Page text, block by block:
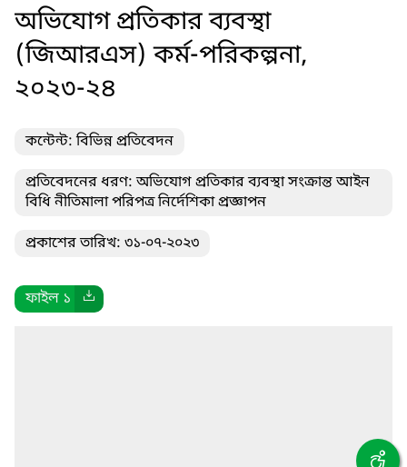
অভিযোগ প্রতিকার ব্যবস্থা
(জিআরএস) কর্ম-পরিকল্পনা,
২০২৩-২৪
কন্টেন্ট: বিভিন্ন প্রতিবেদন
প্রতিবেদনের ধরণ: অভিযোগ প্রতিকার ব্যবস্থা সংক্রান্ত আইন
বিধি নীতিমালা পরিপত্র নির্দেশিকা প্রজ্ঞাপন
প্রকাশের তারিখ: ৩১-০৭-২০২৩
ফাইল ১